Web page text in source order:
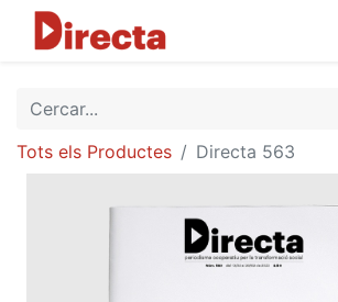
Tots els Productes Directa 563